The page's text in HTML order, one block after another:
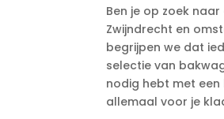
Ben je op zoek
Zwijndrecht en
begrijpen we dat
selectie van
nodig hebt met
allemaal voor je